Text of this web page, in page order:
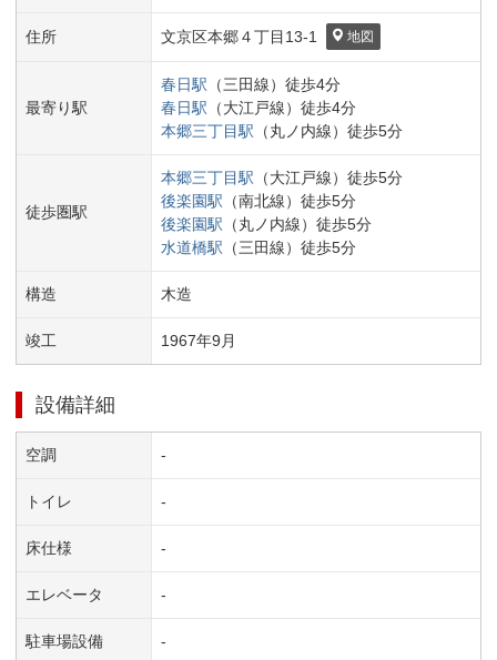
住所 文京区本郷４丁目 13-1 地図
最寄り駅
春日駅 （三田線） 徒歩4分
春日駅 （大江戸線） 徒歩4分
本郷三丁目駅 （丸ノ内線） 徒歩5分
徒歩圏駅
本郷三丁目駅 （大江戸線） 徒歩5分
後楽園駅 （南北線） 徒歩5分
後楽園駅 （丸ノ内線） 徒歩5分
水道橋駅 （三田線） 徒歩5分
構造 木造
竣工 1967年9 月
設備詳細
空調 -
トイレ -
床仕様 -
エレベータ -
駐車場設備 -